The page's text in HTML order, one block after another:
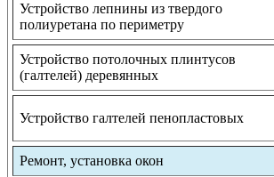
Устройство лепнины из твердого
полиуретана по периметру
Устройство потолочных плинтусов
(галтелей) деревянных
Устройство галтелей пенопластовых
Ремонт, установка окон